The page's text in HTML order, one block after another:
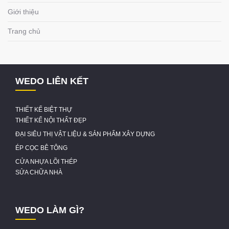
Giới thiệu
Trang chủ
WEDO LIÊN KẾT
THIẾT KẾ BIỆT THỰ
THIẾT KẾ NỘI THẤT ĐẸP
ĐẠI SIÊU THỊ VẬT LIỆU & SẢN PHẨM XÂY DỰNG
ÉP CỌC BÊ TÔNG
CỬA NHỰA LÕI THÉP
SỬA CHỮA NHÀ
WEDO LÀM GÌ?